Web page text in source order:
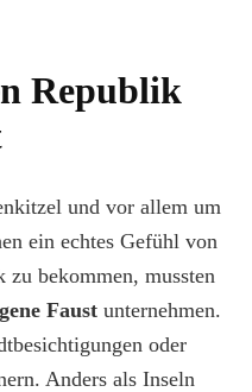
Republik
und vor allem um
ein echtes Gefühl von
bekommen, mussten
Faust unternehmen.
oder
Anders als Inseln